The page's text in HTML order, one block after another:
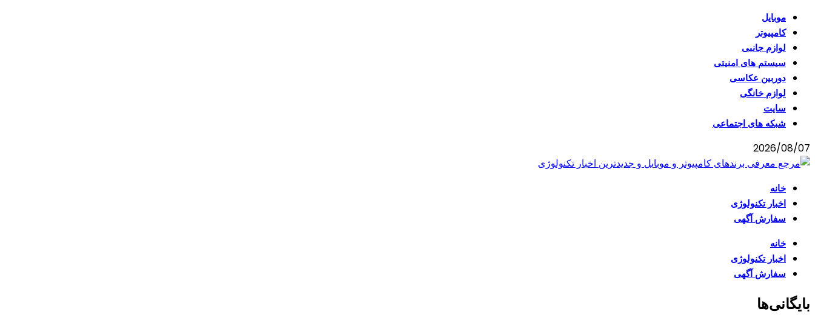
موبایل
کامپیوتر
لوازم جانبی
سیستم های امنیتی
دوربین عکاسی
لوازم خانگی
سایت
شبکه های اجتماعی
2026/08/07
خانه
اخبار تکنولوژی
سفارش آگهی
خانه
اخبار تکنولوژی
سفارش آگهی
بایگانی‌ها